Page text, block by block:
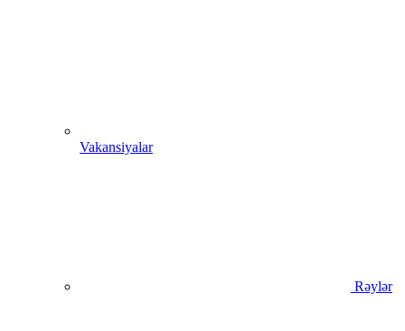
Vakansiyalar
Rəylər